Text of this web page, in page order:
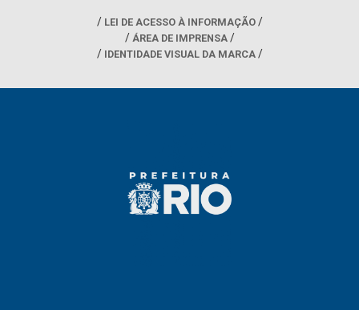
LEI DE ACESSO À INFORMAÇÃO
ÁREA DE IMPRENSA
IDENTIDADE VISUAL DA MARCA